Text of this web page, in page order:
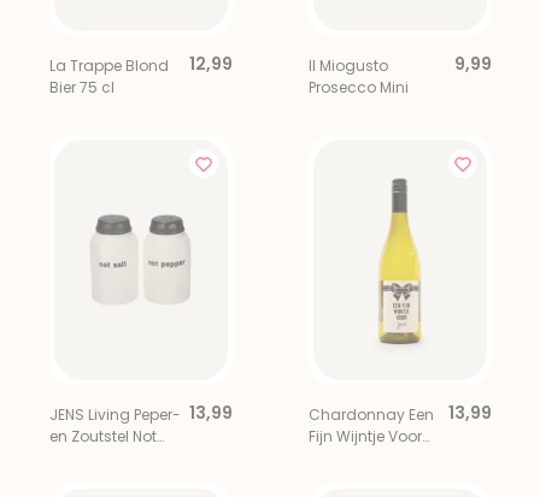
La Trappe Blond
Bier 75 cl
12,99
Il Miogusto
Prosecco Mini
9,99
JENS Living Peper-
en Zoutstel Not
13,99
Chardonnay Een
Fijn Wijntje Voor
13,99